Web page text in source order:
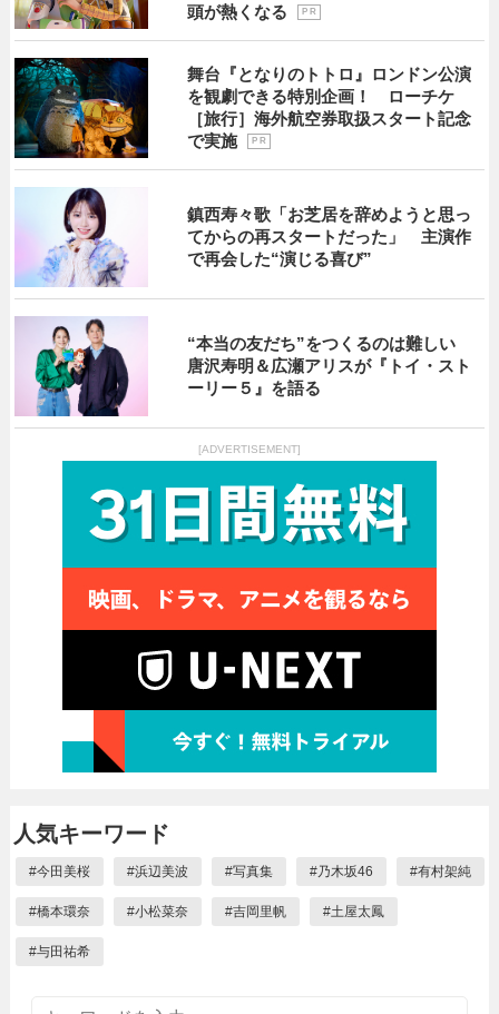
頭が熱くなる
P R
舞台『となりのトトロ』ロンドン公演
を観劇できる特別企画！ ローチケ
［旅行］海外航空券取扱スタート記念
で実施
P R
鎮西寿々歌「お芝居を辞めようと思っ
てからの再スタートだった」 主演作
で再会した“演じる喜び”
“本当の友だち”をつくるのは難しい
唐沢寿明＆広瀬アリスが『トイ・スト
ーリー５』を語る
[ADVERTISEMENT]
人気キーワード
#今田美桜 #浜辺美波 #写真集 #乃木坂46 #有村架純
#橋本環奈 #小松菜奈 #吉岡里帆 #土屋太鳳
#与田祐希